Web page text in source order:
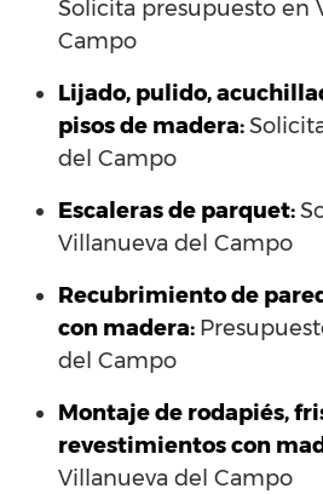
Solicita presupuesto en
Campo
Lijado, pulido,
pisos de madera:
del Campo
Escaleras de parquet:
Villanueva del Campo
Recubrimiento de
con madera:
del Campo
Montaje de rodapiés,
revestimientos con
Villanueva del Campo